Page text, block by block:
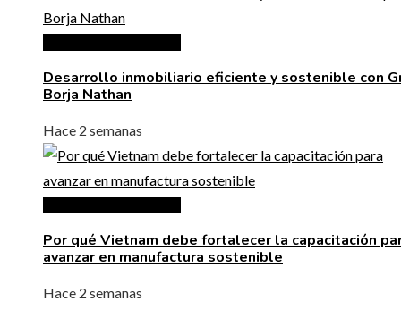
Desarrollo inmobiliario eficiente y sostenible con
Borja Nathan
Hace 2 semanas
Por qué Vietnam debe fortalecer la capacitación
avanzar en manufactura sostenible
Hace 2 semanas